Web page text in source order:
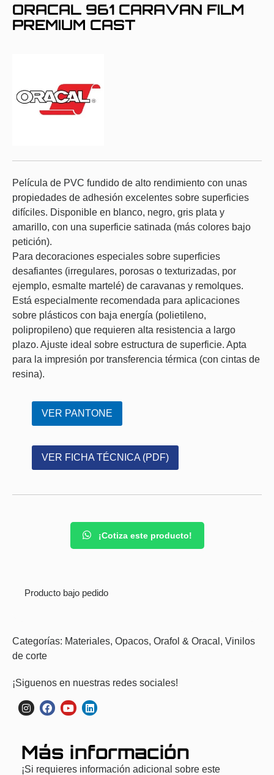
ORACAL 961 CARAVAN FILM
PREMIUM CAST
Película de PVC fundido de alto rendimiento con unas
propiedades de adhesión excelentes sobre superficies
difíciles. Disponible en blanco, negro, gris plata y
amarillo, con una superficie satinada (más colores bajo
petición).
Para decoraciones especiales sobre superficies
desafiantes (irregulares, porosas o texturizadas, por
ejemplo, esmalte martelé) de caravanas y remolques.
Está especialmente recomendada para aplicaciones
sobre plásticos con baja energía (polietileno,
polipropileno) que requieren alta resistencia a largo
plazo. Ajuste ideal sobre estructura de superficie. Apta
para la impresión por transferencia térmica (con cintas de
resina).
VER PANTONE
VER FICHA TÉCNICA (PDF)
¡Cotiza este producto!
Producto bajo pedido
Categorías: Materiales, Opacos, Orafol & Oracal , Vinilos
de corte
¡Siguenos en nuestras redes sociales!
Más información
¡Si requieres información adicional sobre este